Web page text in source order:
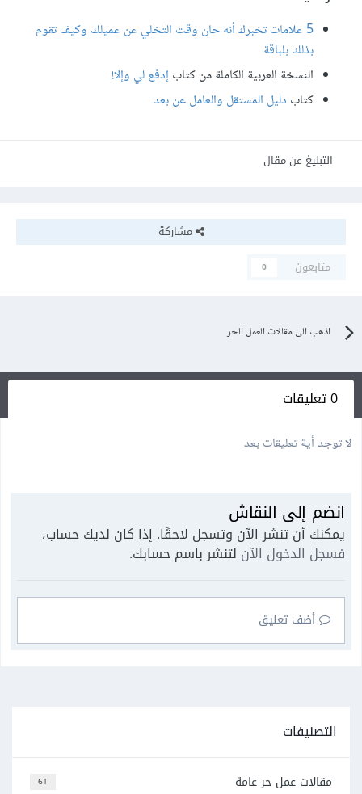
5 علامات تخبرك أنه حان وقت التخلي عن عميلك وكيف تقوم
بذلك بلباقة
النسخة العربية الكاملة من كتاب إدفع لي وإلا!
كتاب دليل المستقل والعامل عن بعد
التبليغ عن مقال
مشاركة
متابعون
0
اذهب الى مقالات العمل الحر
0 تعليقات
لا توجد أية تعليقات بعد
انضم إلى النقاش
يمكنك أن تنشر الآن وتسجل لاحقًا. إذا كان لديك حساب،
فسجل الدخول الآن لتنشر باسم حسابك.
أضف تعليق
التصنيفات
61 مقالات عمل حر عامة